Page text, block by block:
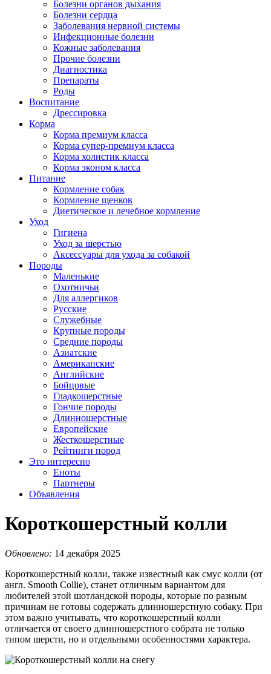
Болезни органов дыхания
Болезни сердца
Заболевания нервной системы
Инфекционные болезни
Кожные заболевания
Прочие болезни
Диагностика
Препараты
Роды
Воспитание
Дрессировка
Корма
Корма премиум класса
Корма супер-премиум класса
Корма холистик класса
Корма эконом класса
Питание
Кормление собак
Кормление щенков
Диетическое и лечебное кормление
Уход
Гигиена
Уход за шерстью
Аксессуары для ухода за собакой
Породы
Маленькие
Охотничьи
Для аллергиков
Русские
Служебные
Крупные породы
Средние породы
Азиатские
Американские
Английские
Бойцовые
Гладкошерстные
Гончие породы
Длинношерстные
Европейские
Жесткошерстные
Рейтинги пород
Это интересно
Еноты
Партнеры
Объявления
Короткошерстный колли
Обновлено: 14 декабря 2025
Короткошерстный колли, также известный как смус колли (от
англ. Smooth Collie), станет отличным вариантом для
любителей этой шотландской породы, которые по разным
причинам не готовы содержать длинношерстную собаку. При
этом важно учитывать, что короткошерстный колли
отличается от своего длинношерстного собрата не только
типом шерсти, но и отдельными особенностями характера.